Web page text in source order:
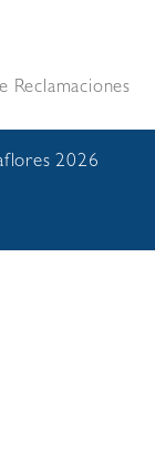
Reclamaciones
2026